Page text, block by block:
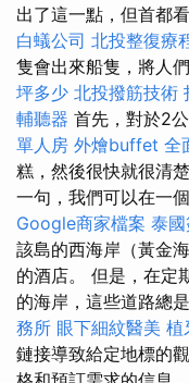
出了這一點，但首都
白蟻公司 北投整復療
隻會出來船隻，將人
坪多少 北投撥筋技術
輔聽器 首先，對於2
單人房 外燴buffet 全
糕，然後很快就很清
一句，我們可以在一
Google商家檔案 泰
該島的西海岸（黃金
的酒店。 但是，在定
的海岸，這些道路總
務所 眼下細紋醫美 植
鏈接導致給定地標的